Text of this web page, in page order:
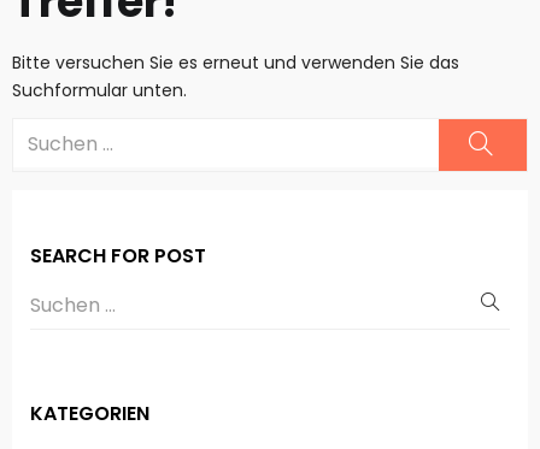
Bitte versuchen Sie es erneut und verwenden Sie das
Suchformular unten.
SEARCH FOR POST
KATEGORIEN